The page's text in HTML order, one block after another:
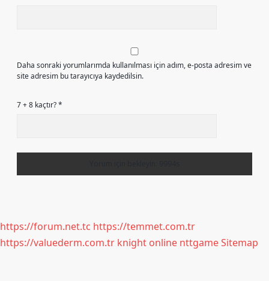
Daha sonraki yorumlarımda kullanılması için adım, e-posta adresim ve
site adresim bu tarayıcıya kaydedilsin.
7 + 8 kaçtır?*
https://forum.net.tc https://temmet.com.tr
https://valuederm.com.tr knight online nttgameSitemap